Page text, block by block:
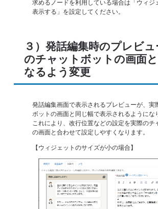
求めるノードを利用している場合は「ウィジ
表示する」を設定してください。
３）発話編集時のプレビ
のチャットボットの画面
なるよう変更
発話編集画面で表示されるプレビューが、実
ボットの画面と同じ幅で表示されるようにな
これにより、改行位置などの設定を実際のチ
の画面と合わせて設定しやすくなります。
【ウィジェットのサイズが小の場合】